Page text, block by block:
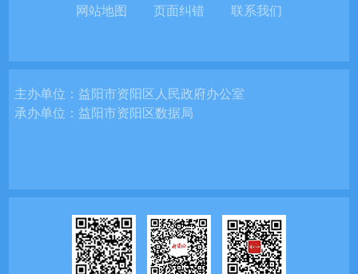
网站地图 页面纠错 联系我们
主办单位：益阳市资阳区人民政府办公室
承办单位：益阳市资阳区数据局